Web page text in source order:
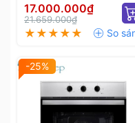
17.000.000₫
21.659.000₫
-25%